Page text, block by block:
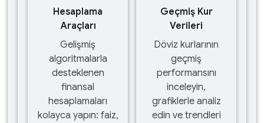
Hesaplama
Araçları
Gelişmiş
algoritmalarla
desteklenen
finansal
hesaplamaları
kolayca yapın: faiz,
Geçmiş Kur
Verileri
Döviz kurlarının
geçmiş
performansını
inceleyin,
grafiklerle analiz
edin ve trendleri